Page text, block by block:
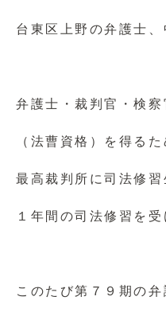
台東区上野の弁護士、
弁護士・裁判官・検察
（法曹資格）を得るた
最高裁判所に司法修
１年間の司法修習を
このたび第７９期の